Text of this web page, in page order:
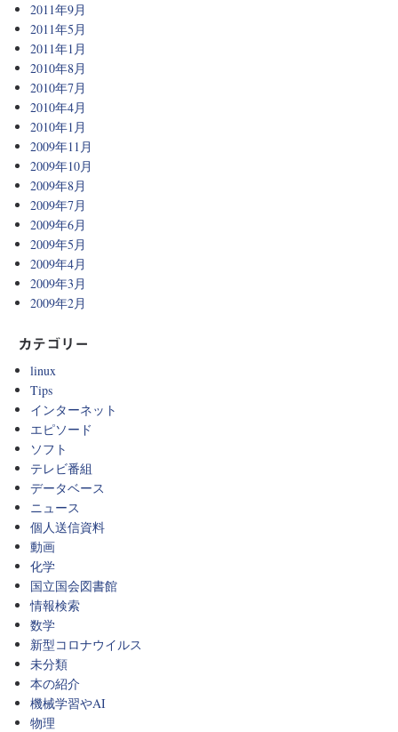
2011年9月
2011年5月
2011年1月
2010年8月
2010年7月
2010年4月
2010年1月
2009年11月
2009年10月
2009年8月
2009年7月
2009年6月
2009年5月
2009年4月
2009年3月
2009年2月
カテゴリー
linux
Tips
インターネット
エピソード
ソフト
テレビ番組
データベース
ニュース
個人送信資料
動画
化学
国立国会図書館
情報検索
数学
新型コロナウイルス
未分類
本の紹介
機械学習やAI
物理